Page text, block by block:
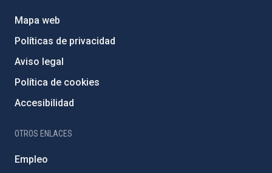
Mapa web
Políticas de privacidad
Aviso legal
Política de cookies
Accesibilidad
OTROS ENLACES
Empleo